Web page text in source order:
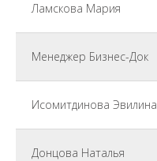
Ламскова Мария
Менеджер Бизнес-Док
Исомитдинова Эвилина
Донцова Наталья